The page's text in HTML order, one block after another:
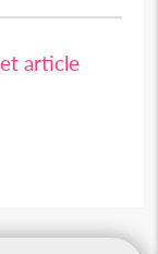
article